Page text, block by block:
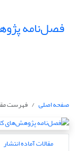
فصل‌نامه
صفحه اصلی فهرست
مقالات آماده انتشار